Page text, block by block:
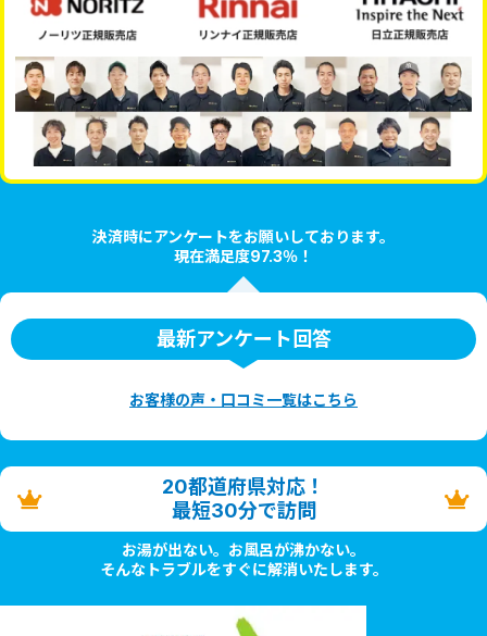
決済時にアンケートをお願いしております。
現在満足度97.3％！
最新アンケート回答
お客様の声・口コミ一覧はこちら
20都道府県対応！
最短30分で訪問
お湯が出ない。お風呂が沸かない。
そんなトラブルをすぐに解消いたします。